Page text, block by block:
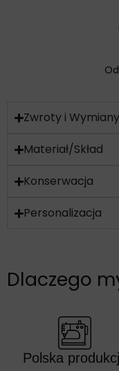
Zwroty i Wymiany
Materiał/Skład
Konserwacja
Personalizacja
Dlaczego
Polska